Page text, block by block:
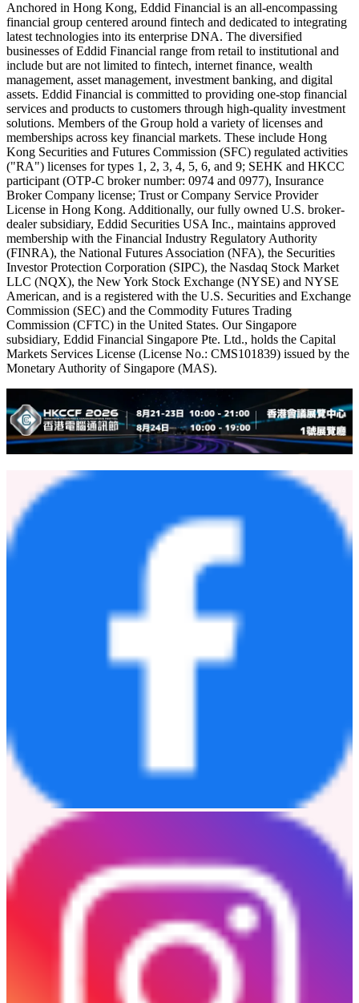
Anchored in Hong Kong, Eddid Financial is an all-encompassing
financial group centered around fintech and dedicated to integrating
latest technologies into its enterprise DNA. The diversified
businesses of Eddid Financial range from retail to institutional and
include but are not limited to fintech, internet finance, wealth
management, asset management, investment banking, and digital
assets. Eddid Financial is committed to providing one-stop financial
services and products to customers through high-quality investment
solutions. Members of the Group hold a variety of licenses and
memberships across key financial markets. These include Hong
Kong Securities and Futures Commission (SFC) regulated activities
("RA") licenses for types 1, 2, 3, 4, 5, 6, and 9; SEHK and HKCC
participant (OTP-C broker number: 0974 and 0977), Insurance
Broker Company license; Trust or Company Service Provider
License in Hong Kong. Additionally, our fully owned U.S. broker-
dealer subsidiary, Eddid Securities USA Inc., maintains approved
membership with the Financial Industry Regulatory Authority
(FINRA), the National Futures Association (NFA), the Securities
Investor Protection Corporation (SIPC), the Nasdaq Stock Market
LLC (NQX), the New York Stock Exchange (NYSE) and NYSE
American, and is a registered with the U.S. Securities and Exchange
Commission (SEC) and the Commodity Futures Trading
Commission (CFTC) in the United States. Our Singapore
subsidiary, Eddid Financial Singapore Pte. Ltd., holds the Capital
Markets Services License (License No.: CMS101839) issued by the
Monetary Authority of Singapore (MAS).